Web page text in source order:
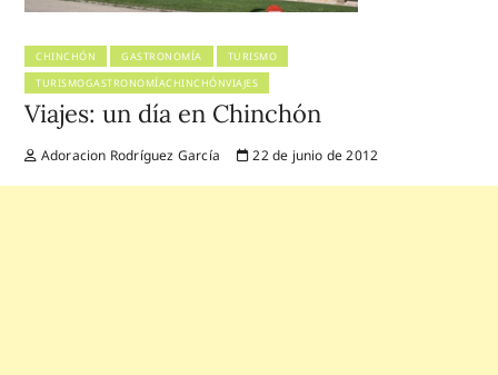
CHINCHÓN GASTRONOMÍA
TURISMO
TURISMOGASTRONOMÍACHINCHÓNVIAJES
Viajes: un día en Chinchón
Adoracion Rodríguez García 22 de junio de 2012